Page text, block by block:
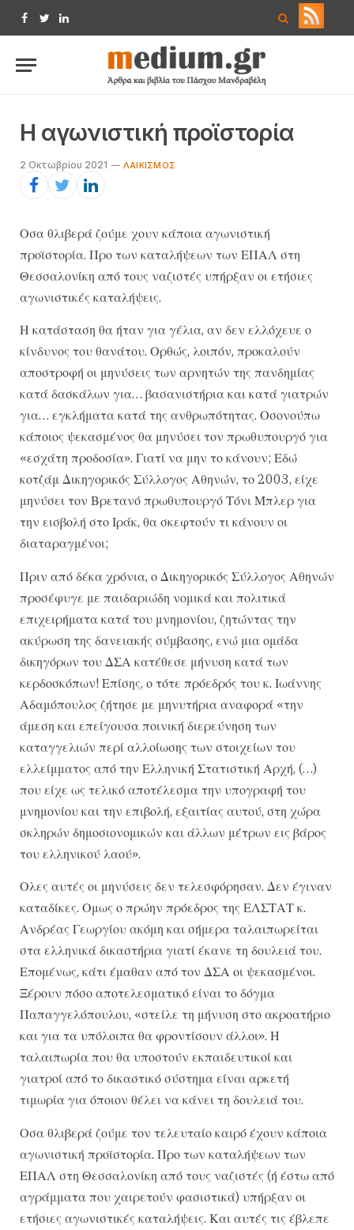
Facebook
TwitterLinkedIn
Η αγωνιστική προϊστορία
2 Οκτωβρίου 2021 ΛΑΙΚΙΣΜΌΣ
Οσα θλιβερά ζούμε χουν κάποια αγωνιστική
προϊστορία. Προ των καταλήψεων των ΕΠΑΛ στη
Θεσσαλονίκη από τους ναζιστές υπήρξαν οι ετήσιες
αγωνιστικές καταλήψεις.
Η κατάσταση θα ήταν για γέλια, αν δεν ελλόχευε ο
κίνδυνος του θανάτου. Ορθώς, λοιπόν, προκαλούν
αποστροφή οι μηνύσεις των αρνητών της πανδημίας
κατά δασκάλων για… βασανιστήρια και κατά γιατρών
για… εγκλήματα κατά της ανθρωπότητας. Οσονούπω
κάποιος ψεκασμένος θα μηνύσει τον πρωθυπουργό για
«εσχάτη προδοσία». Γιατί να μην το κάνουν; Εδώ
κοτζάμ Δικηγορικός Σύλλογος Αθηνών, το 2003, είχε
μηνύσει τον Βρετανό πρωθυπουργό Τόνι Μπλερ για
την εισβολή στο Ιράκ, θα σκεφτούν τι κάνουν οι
διαταραγμένοι;
Πριν από δέκα χρόνια, ο Δικηγορικός Σύλλογος Αθηνών
προσέφυγε με παιδαριώδη νομικά και πολιτικά
επιχειρήματα κατά του μνημονίου, ζητώντας την
ακύρωση της δανειακής σύμβασης, ενώ μια ομάδα
δικηγόρων του ΔΣΑ κατέθεσε μήνυση κατά των
κερδοσκόπων! Επίσης, ο τότε πρόεδρός του κ. Ιωάννης
Αδαμόπουλος ζήτησε με μηνυτήρια αναφορά «την
άμεση και επείγουσα ποινική διερεύνηση των
καταγγελιών περί αλλοίωσης των στοιχείων του
ελλείμματος από την Ελληνική Στατιστική Αρχή, (…)
που είχε ως τελικό αποτέλεσμα την υπογραφή του
μνημονίου και την επιβολή, εξαιτίας αυτού, στη χώρα
σκληρών δημοσιονομικών και άλλων μέτρων εις βάρος
του ελληνικού λαού».
Ολες αυτές οι μηνύσεις δεν τελεσφόρησαν. Δεν έγιναν
καταδίκες. Ομως ο πρώην πρόεδρος της ΕΛΣΤΑΤ κ.
Ανδρέας Γεωργίου ακόμη και σήμερα ταλαιπωρείται
στα ελληνικά δικαστήρια γιατί έκανε τη δουλειά του.
Επομένως, κάτι έμαθαν από τον ΔΣΑ οι ψεκασμένοι.
Ξέρουν πόσο αποτελεσματικό είναι το δόγμα
Παπαγγελόπουλου, «στείλε τη μήνυση στο ακροατήριο
και για τα υπόλοιπα θα φροντίσουν άλλοι». Η
ταλαιπωρία που θα υποστούν εκπαιδευτικοί και
γιατροί από το δικαστικό σύστημα είναι αρκετή
τιμωρία για όποιον θέλει να κάνει τη δουλειά του.
Οσα θλιβερά ζούμε τον τελευταίο καιρό έχουν κάποια
αγωνιστική προϊστορία. Προ των καταλήψεων των
ΕΠΑΛ στη Θεσσαλονίκη από τους ναζιστές (ή έστω από
αγράμματα που χαιρετούν φασιστικά) υπήρξαν οι
ετήσιες αγωνιστικές καταλήψεις. Και αυτές τις έβλεπε